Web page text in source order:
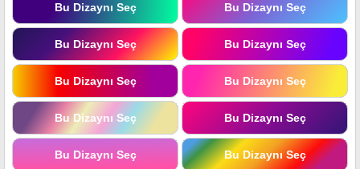
Bu Dizaynı Seç Bu Dizaynı Seç
Bu Dizaynı Seç Bu Dizaynı Seç
Bu Dizaynı Seç Bu Dizaynı Seç
Bu Dizaynı Seç Bu Dizaynı Seç
Bu Dizaynı Seç Bu Dizaynı Seç